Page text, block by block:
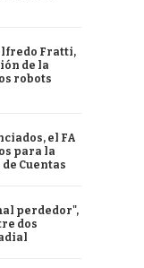
Fratti,
de la
robots
el FA
para la
Cuentas
perdedor",
dos